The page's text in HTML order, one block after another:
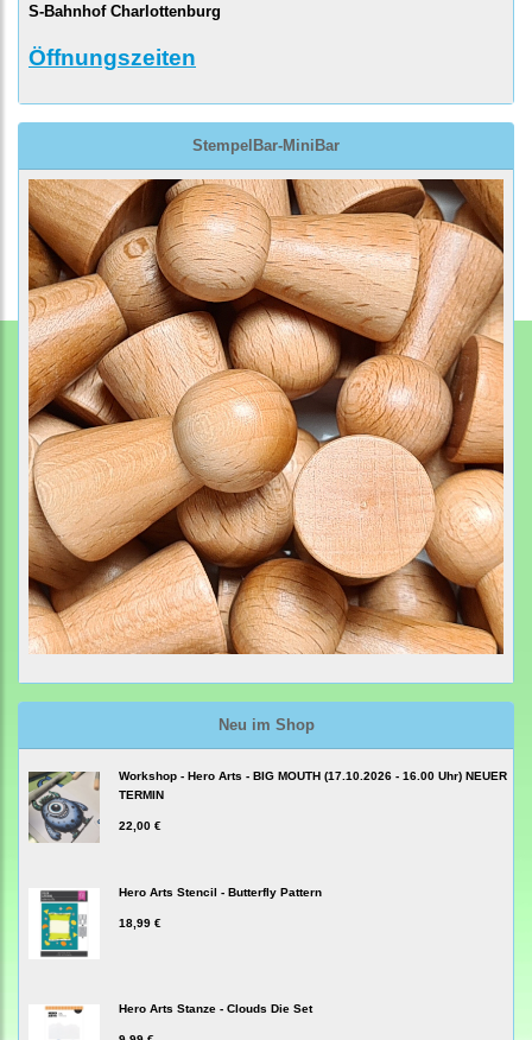
S-Bahnhof Charlottenburg
Öffnungszeiten
StempelBar-MiniBar
Neu im Shop
Workshop - Hero Arts - BIG MOUTH (17.10.2026 - 16.00 Uhr) NEUER
TERMIN
22,00 €
Hero Arts Stencil - Butterfly Pattern
18,99 €
Hero Arts Stanze - Clouds Die Set